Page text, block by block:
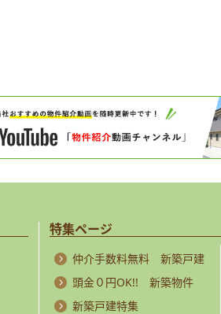
特集ページ
仲介手数料無料 新築戸建
頭金０円OK!! 新築物件
新築戸建特集